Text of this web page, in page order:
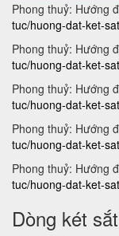
Phong thuỷ: Hướng
tuc/huong-dat-ket-
Phong thuỷ: Hướng
tuc/huong-dat-ket-
Phong thuỷ: Hướng
tuc/huong-dat-ket-
Phong thuỷ: Hướng
tuc/huong-dat-ket-
Phong thuỷ: Hướng
tuc/huong-dat-ket-
Dòng két